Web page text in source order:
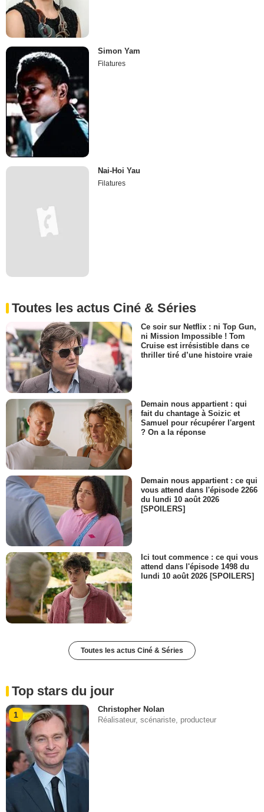
Simon Yam
Filatures
Nai-Hoi Yau
Filatures
Toutes les actus Ciné & Séries
Ce soir sur Netflix : ni Top Gun,
ni Mission Impossible ! Tom
Cruise est irrésistible dans ce
thriller tiré d’une histoire vraie
Demain nous appartient : qui
fait du chantage à Soizic et
Samuel pour récupérer l'argent
? On a la réponse
Demain nous appartient : ce qui
vous attend dans l'épisode 2266
du lundi 10 août 2026
[SPOILERS]
Ici tout commence : ce qui vous
attend dans l'épisode 1498 du
lundi 10 août 2026 [SPOILERS]
Toutes les actus Ciné & Séries
Top stars du jour
1
Christopher Nolan
Réalisateur, scénariste, producteur